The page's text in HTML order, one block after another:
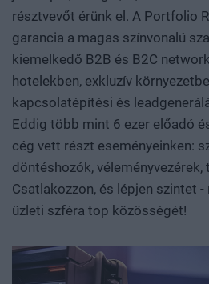
tudományos vagy mérnöki
vállalat, majd exportképes ipari
és Magyarország az Egyesült
technológiai versenyben? Mely
tudásunk és mozgásterünk, hol
hogyan léphetünk túl a
összeszerelőüzemi szerepen? Szó lesz arról is, hogyan
születnek valójában az áttörések.
környezet, infrastruktúra,
együttműködés szükséges ahhoz,
eredmény ne vesszen el a
ipari képességgé váljon. Kutatók, egyetemi és vállalati K+F-
vezetők, alapítók, befektetők,
résztvevőt érünk el. A Portfolio
garancia a magas színvonalú
kiemelkedő B2B és B2C
hotelekben, exkluzív
kapcsolatépítési és
Eddig több mint 6 ezer előadó
cég vett részt eseményeinken:
döntéshozók,
Csatlakozzon, és lépjen szintet
üzleti szféra top közösségét!